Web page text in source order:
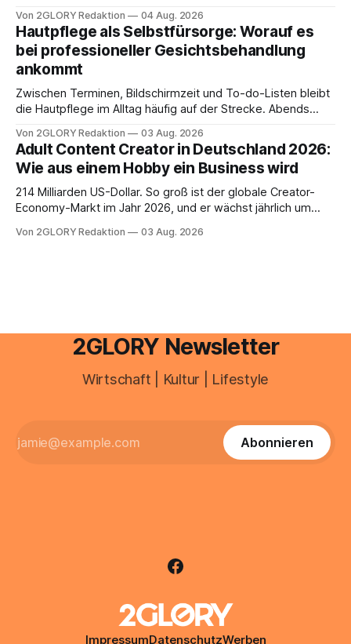
besitzt, loggt sich heute über das Vodafone E-Mail & Cloud
Portal ein. Der klassische Arcor Login über mail.
Von 2GLORY Redaktion 04 Aug. 2026
Hautpflege als Selbstfürsorge: Worauf es
bei professioneller Gesichtsbehandlung
ankommt
Zwischen Terminen, Bildschirmzeit und To-do-Listen bleibt
die Hautpflege im Alltag häufig auf der Strecke. Abends
Drogerie – mehr ist zeitlich oft nicht drin. Dabei reagiert die
Haut empfindlich auf Stress, Schlafmangel und
Umwelteinflüsse: Sie wirkt müde, spannt oder neigt zu
Unreinheiten. Professionelle
Von 2GLORY Redaktion 03 Aug. 2026
Adult Content Creator in Deutschland 2026:
Wie aus einem Hobby ein Business wird
214 Milliarden US-Dollar. So groß ist der globale Creator-
Economy-Markt im Jahr 2026, und er wächst jährlich um
ist längst ein ernstzunehmender Wirtschaftszweig. Weltweit
Von 2GLORY Redaktion 03 Aug. 2026
2GLORY Newsletter
Wirtschaft | Kultur | Lifestyle
Abonnieren
ImpressumDatenschutzWerben